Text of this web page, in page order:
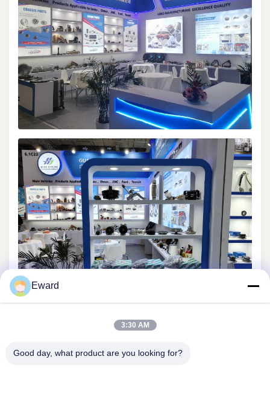
Trong sự kiện, chúng tôi đã có cơ hội gặp gỡ nhiều khách
không chỉ làm tăng tầm nhìn thương hiệu của chúng tôi mà
Eward
3:30 AM
Good day, what product are you looking for?